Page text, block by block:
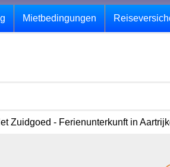
Mietbedingungen
Zuidgoed - Ferienunterkunft in